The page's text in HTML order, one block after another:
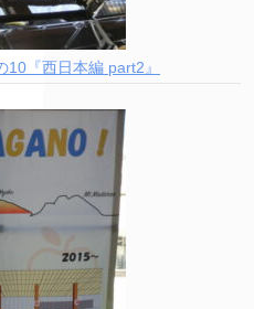
『西日本編 part2』